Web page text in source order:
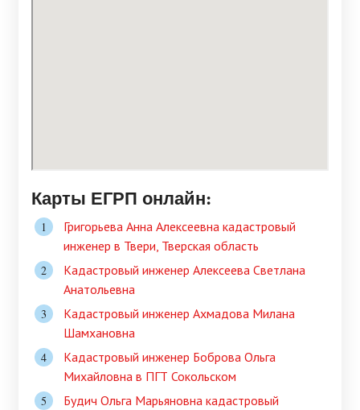
Карты ЕГРП онлайн:
Григорьева Анна Алексеевна кадастровый
инженер в Твери, Тверская область
Кадастровый инженер Алексеева Светлана
Анатольевна
Кадастровый инженер Ахмадова Милана
Шамхановна
Кадастровый инженер Боброва Ольга
Михайловна в ПГТ Сокольском
Будич Ольга Марьяновна кадастровый